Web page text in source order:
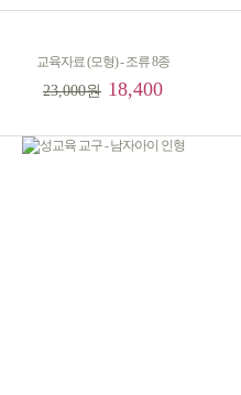
교육자료 (모형) - 조류 8종
23,000원 18,400